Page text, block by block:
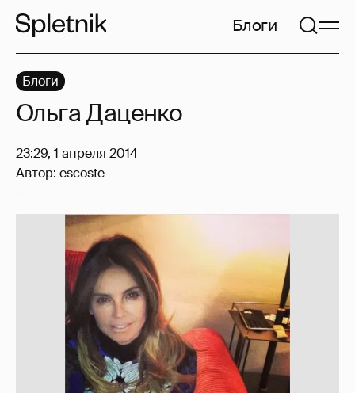
Блоги
Блоги
Ольга Даценко
23:29, 1 апреля 2014
Автор: escoste